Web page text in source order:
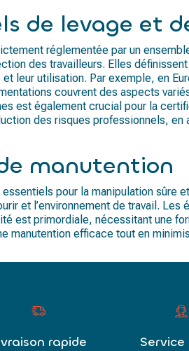
de levage et
réglementée par un
des travailleurs. Elles
leur utilisation. Par exemple, en
couvrent des aspects
est également crucial pour la
des risques professionnels,
manutention
pour la manipulation
et l’environnement de travail.
est primordiale, nécessitant une
manutention efficace tout en
rapide